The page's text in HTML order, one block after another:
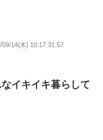
09/14(木) 10:17:31.57
イキイキ暮らして